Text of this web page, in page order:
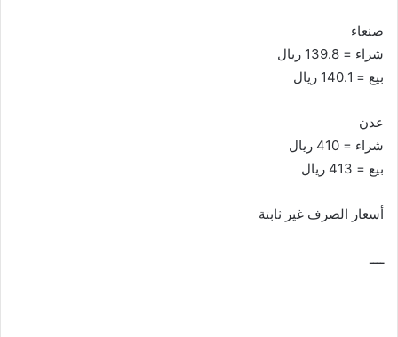
صنعاء
شراء = 139.8 ريال
بيع = 140.1 ريال
عدن
شراء = 410 ريال
بيع = 413 ريال
أسعار الصرف غير ثابتة
ــــ